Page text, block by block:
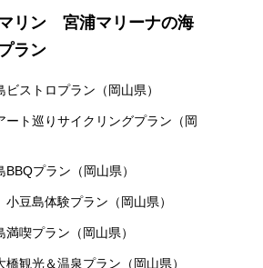
リン 宮浦マリーナの海
ラン
ビストロプラン（岡山県）
ート巡りサイクリングプラン（岡
BBQプラン（岡山県）
豆島体験プラン（岡山県）
満喫プラン（岡山県）
橋観光＆温泉プラン（岡山県）